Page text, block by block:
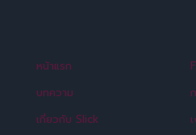
หน้าแรก
บทความ
เกี่ยวกับ Slick